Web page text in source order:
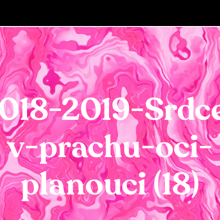
2019-
v-prachu-oci-
planouci (18)